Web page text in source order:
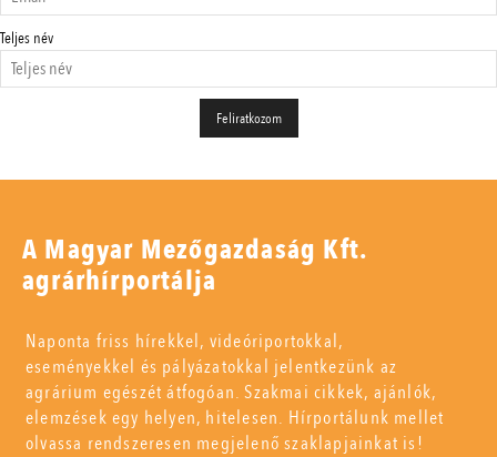
Teljes név
A Magyar Mezőgazdaság Kft.
agrárhírportálja
Naponta friss hírekkel, videóriportokkal,
eseményekkel és pályázatokkal jelentkezünk az
agrárium egészét átfogóan. Szakmai cikkek, ajánlók,
elemzések egy helyen, hitelesen. Hírportálunk mellet
olvassa rendszeresen megjelenő szaklapjainkat is!